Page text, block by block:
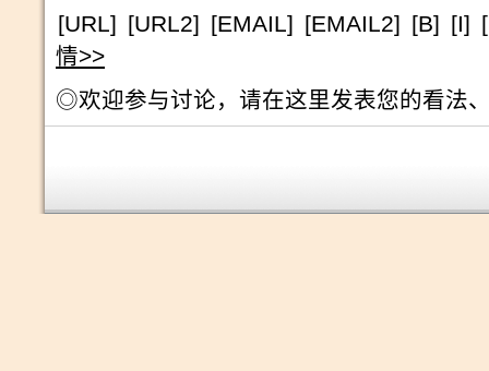
[URL] [URL2] [EMAIL] [EMAIL2] [B] [I]
情>>
◎欢迎参与讨论，请在这里发表您的看法